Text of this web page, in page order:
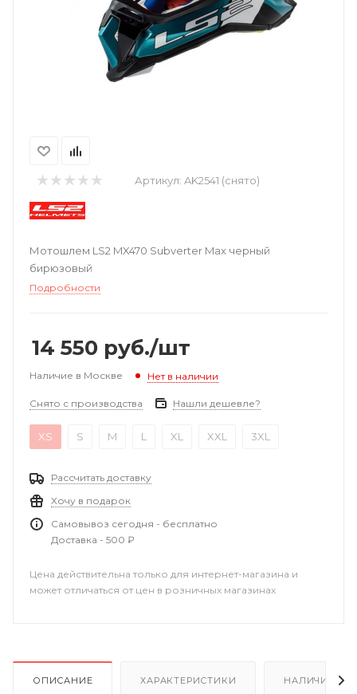
Артикул: AK2541 (снято)
Мотошлем LS2 MX470 Subverter Max черный
бирюзовый
Подробности
14 550 руб./шт
Наличие в Москве Нет в наличии
Снято с производства Нашли дешевле?
XS S M L XL XXL 3XL
Рассчитать доставку
Хочу в подарок
Самовывоз сегодня - бесплатно
Доставка - 500 ₽
Цена действительна только для интернет-магазина и
может отличаться от цен в розничных магазинах
ОПИСАНИЕ ХАРАКТЕРИСТИКИ НАЛИЧИЕ